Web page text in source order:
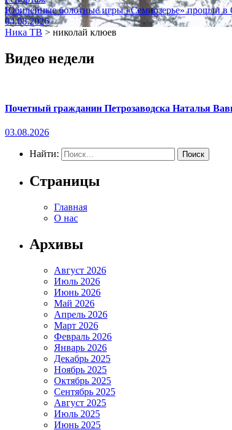
Юбилейные болотные игры «Семиозерье» прошли в
04.08.2026
Ника ТВ > николай клюев
Видео недели
Почетный гражданин Петрозаводска Наталья
03.08.2026
Найти:
Страницы
Главная
О нас
Архивы
Август 2026
Июль 2026
Июнь 2026
Май 2026
Апрель 2026
Март 2026
Февраль 2026
Январь 2026
Декабрь 2025
Ноябрь 2025
Октябрь 2025
Сентябрь 2025
Август 2025
Июль 2025
Июнь 2025